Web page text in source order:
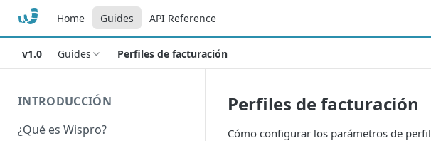
Home Guides API Reference
v1.0 Guides Perfiles de facturación
INTRODUCCIÓN
¿Qué es Wispro?
Perfiles de facturación
Cómo configurar los parámetros de